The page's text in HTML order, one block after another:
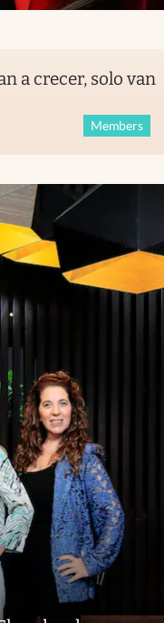
a crecer, solo van
Members